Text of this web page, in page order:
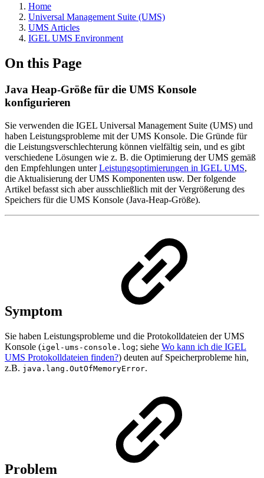
Home
Universal Management Suite (UMS)
UMS Articles
IGEL UMS Environment
On this Page
Java Heap-Größe für die UMS Konsole
konfigurieren
Sie verwenden die IGEL Universal Management Suite (UMS) und
haben Leistungsprobleme mit der UMS Konsole. Die Gründe für
die Leistungsverschlechterung können vielfältig sein, und es gibt
verschiedene Lösungen wie z. B. die Optimierung der UMS gemäß
den Empfehlungen unterLeistungsoptimierungen in IGEL UMS,
die Aktualisierung der UMS Komponenten usw. Der folgende
Artikel befasst sich aber ausschließlich mit der Vergrößerung des
Speichers für die UMS Konsole (Java-Heap-Größe).
Symptom
Sie haben Leistungsprobleme und die Protokolldateien der UMS
Konsole (igel-ums-console.log; siehe Wo kann ich die IGEL
UMS Protokolldateien finden?) deuten auf Speicherprobleme hin,
z.B. java.lang.OutOfMemoryError.
Problem